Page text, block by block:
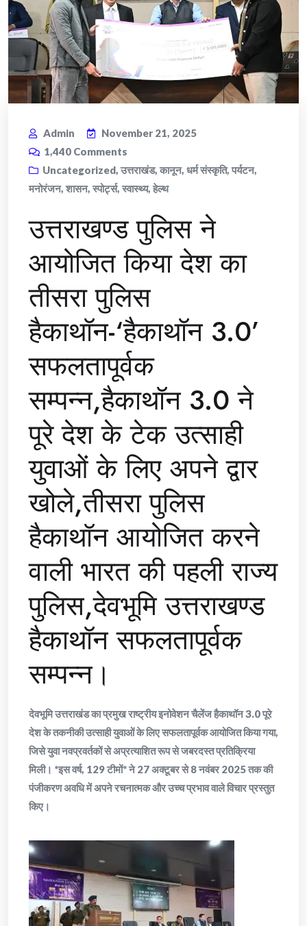
Admin
November 21, 2025
1,440 Comments
Uncategorized, उत्तराखंड, कानून, धर्म संस्कृति, पर्यटन,
मनोरंजन, शासन, स्पोर्ट्स, स्वास्थ्य, हेल्थ
उत्तराखण्ड पुलिस ने
आयोजित किया देश का
तीसरा पुलिस
हैकाथॉन-‘हैकाथॉन 3.0’
सफलतापूर्वक
सम्पन्न,हैकाथॉन 3.0 ने
पूरे देश के टेक उत्साही
युवाओं के लिए अपने द्वार
खोले,तीसरा पुलिस
हैकाथॉन आयोजित करने
वाली भारत की पहली राज्य
पुलिस,देवभूमि उत्तराखण्ड
हैकाथॉन सफलतापूर्वक
सम्पन्न।
देवभूमि उत्तराखंड का प्रमुख राष्ट्रीय इनोवेशन चैलेंज हैकाथॉन 3.0 पूरे
देश के तकनीकी उत्साही युवाओं के लिए सफलतापूर्वक आयोजित किया गया,
जिसे युवा नवप्रवर्तकों से अप्रत्याशित रूप से जबरदस्त प्रतिक्रिया
मिली। *इस वर्ष, 129 टीमों* ने 27 अक्टूबर से 8 नवंबर 2025 तक की
पंजीकरण अवधि में अपने रचनात्मक और उच्च प्रभाव वाले विचार प्रस्तुत
किए।